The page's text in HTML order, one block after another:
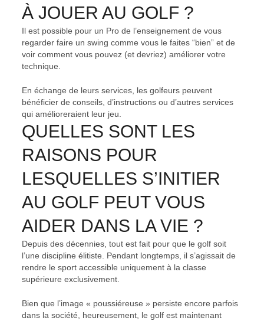
À JOUER AU GOLF ?
Il est possible pour un Pro de l’enseignement de vous
regarder faire un swing comme vous le faites “bien” et de
voir comment vous pouvez (et devriez) améliorer votre
technique.
En échange de leurs services, les golfeurs peuvent
bénéficier de conseils, d’instructions ou d’autres services
qui amélioreraient leur jeu.
QUELLES SONT LES
RAISONS POUR
LESQUELLES S’INITIER
AU GOLF PEUT VOUS
AIDER DANS LA VIE ?
Depuis des décennies, tout est fait pour que le golf soit
l’une discipline élitiste. Pendant longtemps, il s’agissait de
rendre le sport accessible uniquement à la classe
supérieure exclusivement.
Bien que l’image « poussiéreuse » persiste encore parfois
dans la société, heureusement, le golf est maintenant